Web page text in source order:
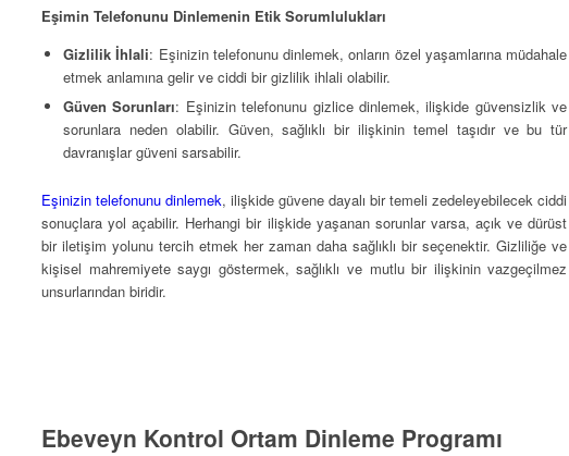
Eşimin Telefonunu Dinlemenin Etik Sorumlulukları
Gizlilik İhlali: Eşinizin telefonunu dinlemek, onların özel yaşamlarına müdahale
etmek anlamına gelir ve ciddi bir gizlilik ihlali olabilir.
Güven Sorunları: Eşinizin telefonunu gizlice dinlemek, ilişkide güvensizlik ve
sorunlara neden olabilir. Güven, sağlıklı bir ilişkinin temel taşıdır ve bu tür
davranışlar güveni sarsabilir.
Eşinizin telefonunu dinlemek, ilişkide güvene dayalı bir temeli zedeleyebilecek ciddi
sonuçlara yol açabilir. Herhangi bir ilişkide yaşanan sorunlar varsa, açık ve dürüst
bir iletişim yolunu tercih etmek her zaman daha sağlıklı bir seçenektir. Gizliliğe ve
kişisel mahremiyete saygı göstermek, sağlıklı ve mutlu bir ilişkinin vazgeçilmez
unsurlarından biridir.
Ebeveyn Kontrol Ortam Dinleme Programı